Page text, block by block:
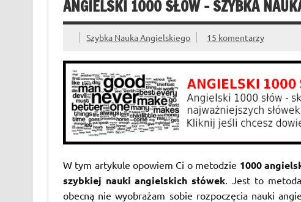
ANGIELSKI 1000 SŁÓW – SZYBKA
Szybka Nauka Angielskiego 15 komentarzy
W tym artykule opowiem Ci o metodzie 1000
szybkiej nauki angielskich słówek . Jest to
obecną nie wyobrażam sobie rozpoczęcia nauki